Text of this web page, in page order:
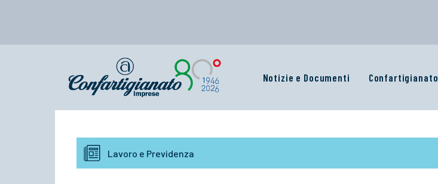
Notizie e Documenti Confartigianato
Lavoro e Previdenza